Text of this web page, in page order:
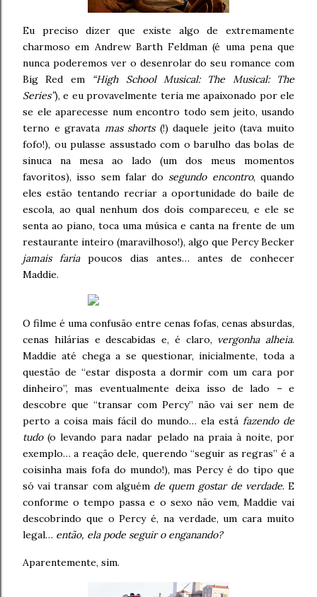
Eu preciso dizer que existe algo de extremamente
charmoso em Andrew Barth Feldman (é uma pena que
nunca poderemos ver o desenrolar do seu romance com
Big Red em
“High School Musical: The Musical: The
Series”), e eu provavelmente teria me apaixonado por ele
se ele aparecesse num encontro todo sem jeito, usando
terno e gravata mas shorts(!) daquele jeito (tava muito
fofo!), ou pulasse assustado com o barulho das bolas de
sinuca na mesa ao lado (um dos meus momentos
favoritos), isso sem falar do segundo encontro, quando
eles estão tentando recriar a oportunidade do baile de
escola, ao qual nenhum dos dois compareceu, e ele se
senta ao piano, toca uma música e canta na frente de um
restaurante inteiro (maravilhoso!), algo que Percy Becker
jamais fariapoucos dias antes… antes de conhecer
Maddie.
O filme é uma confusão entre cenas fofas, cenas absurdas,
cenas hilárias e descabidas e, é claro, vergonha alheia.
Maddie até chega a se questionar, inicialmente, toda a
questão de “estar disposta a dormir com um cara por
dinheiro”, mas eventualmente deixa isso de lado – e
descobre que “transar com Percy” não vai ser nem de
perto a coisa mais fácil do mundo… ela está fazendo de
tudo(o levando para nadar pelado na praia à noite, por
exemplo… a reação dele, querendo “seguir as regras” é a
coisinha mais fofa do mundo!), mas Percy é do tipo que
só vai transar com alguém de quem gostar de verdade. E
conforme o tempo passa e o sexo não vem, Maddie vai
descobrindo que o Percy é, na verdade, um cara muito
legal… então, ela pode seguir o enganando?
Aparentemente, sim.